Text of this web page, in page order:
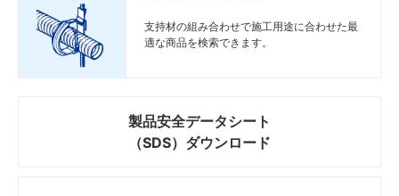
支持材の組み合わせで施工用途に合わせた最
適な商品を検索できます。
製品安全データシート
（SDS）ダウンロード